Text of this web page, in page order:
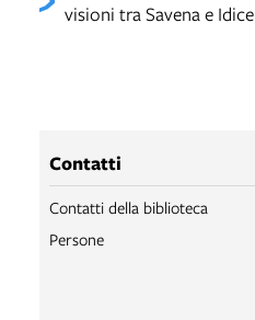
visioni tra Savena e Idice
Contatti
Contatti della biblioteca
Persone